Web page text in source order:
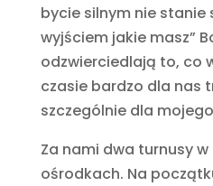
bycie silnym nie stanie
wyjściem jakie masz”
odzwierciedlają to, co
czasie bardzo dla nas
szczególnie dla
Za nami dwa turnusy
ośrodkach. Na